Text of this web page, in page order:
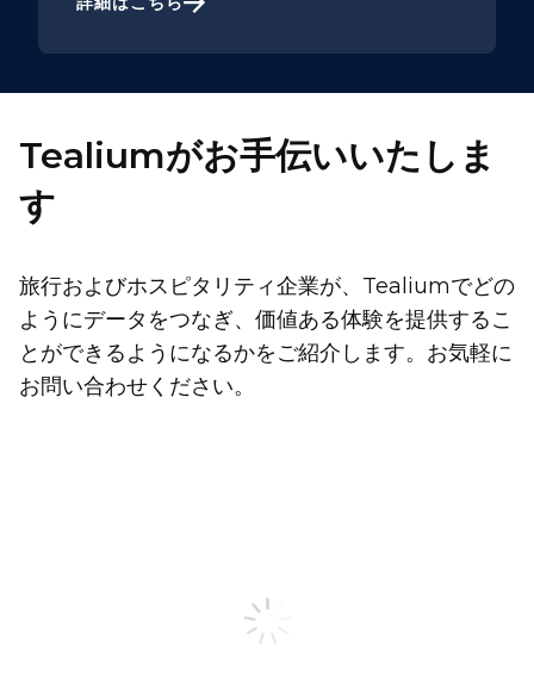
Tealiumがお手伝いいたしま
す
旅行およびホスピタリティ企業が、Tealiumでどの
ようにデータをつなぎ、価値ある体験を提供するこ
とができるようになるかをご紹介します。お気軽に
お問い合わせください。